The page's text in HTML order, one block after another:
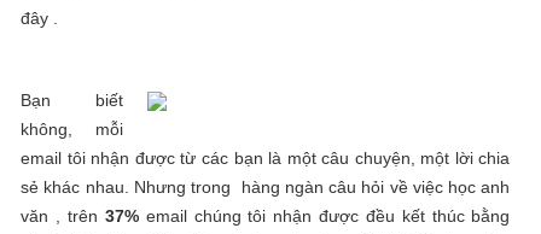
đây .
Bạn biết
không, mỗi
email tôi nhận được từ các bạn là một câu chuyện, một lời chia
sẻ khác nhau. Nhưng trong hàng ngàn câu hỏi về việc học anh
văn , trên 37%email chúng tôi nhận được đều kết thúc bằng